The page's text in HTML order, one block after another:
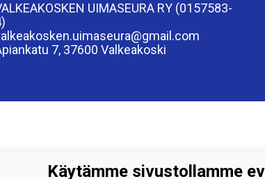
UIMASEURA RY (0157583-
7, 37600 Valkeakoski
Käytämme sivustollamme